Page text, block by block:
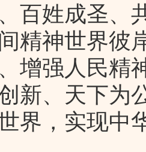
百姓成圣、
精神世界彼
增强人民精
新、天下为
界，实现中